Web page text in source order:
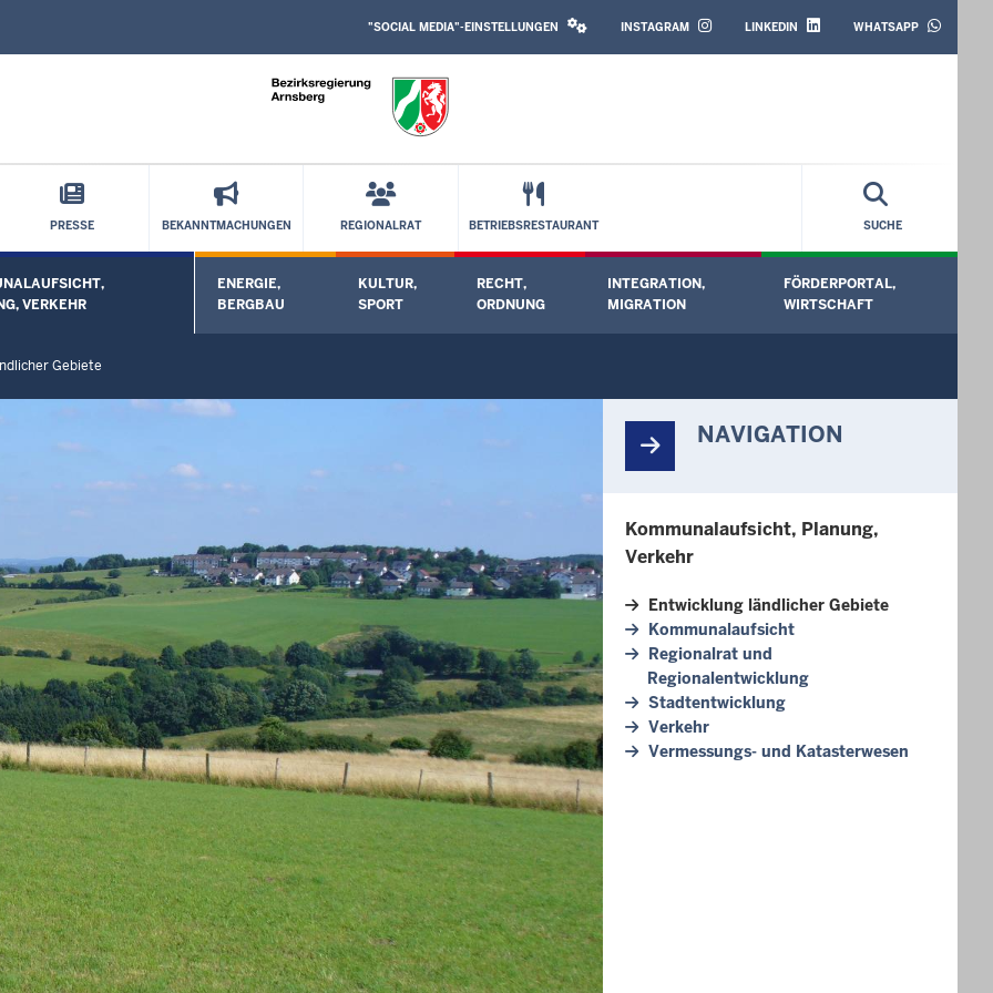
MEDIA
"SOCIAL MEDIA"-EINSTELLUNGEN
MEDIA
INSTAGRAM LINKEDIN WHATSAPP
PRESSE BEKANNTMACHUNGEN REGIONALRAT BETRIEBSRESTAURANT SUCHE
öffnen
VERKEHR
Untermenü öffnen
ENERGIE,
BERGBAU
Untermenü öffnen
KULTUR,
SPORT
Untermenü öffnen
RECHT,
ORDNUNG
Untermenü öffnen
INTEGRATION,
MIGRATION
Untermenü öffnen
FÖRDERPORTAL,
WIRTSCHAFT
Gebiete
NAVIGATION
Kommunalaufsicht, Planung,
Verkehr
Entwicklung ländlicher Gebiete
Kommunalaufsicht
Regionalrat und
Regionalentwicklung
Stadtentwicklung
Verkehr
Vermessungs- und Katasterwesen